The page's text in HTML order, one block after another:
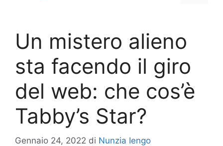
Un mistero alieno
sta facendo il giro
del web: che cos’è
Tabby’s Star?
Gennaio 24, 2022 di Nunzia Iengo